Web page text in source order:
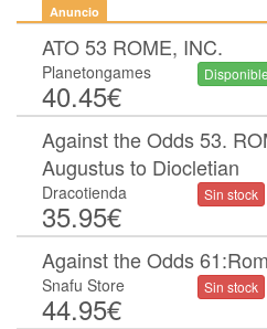
Anuncio
ATO 53 ROME, INC.
Planetongames
40.45€
Disponible
Against the Odds 53.
Augustus to Diocletian
Dracotienda
35.95€
Sin stock
Against the Odds
Snafu Store
44.95€
Sin stock